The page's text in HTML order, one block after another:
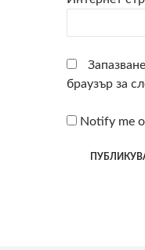
браузър за
Notify me